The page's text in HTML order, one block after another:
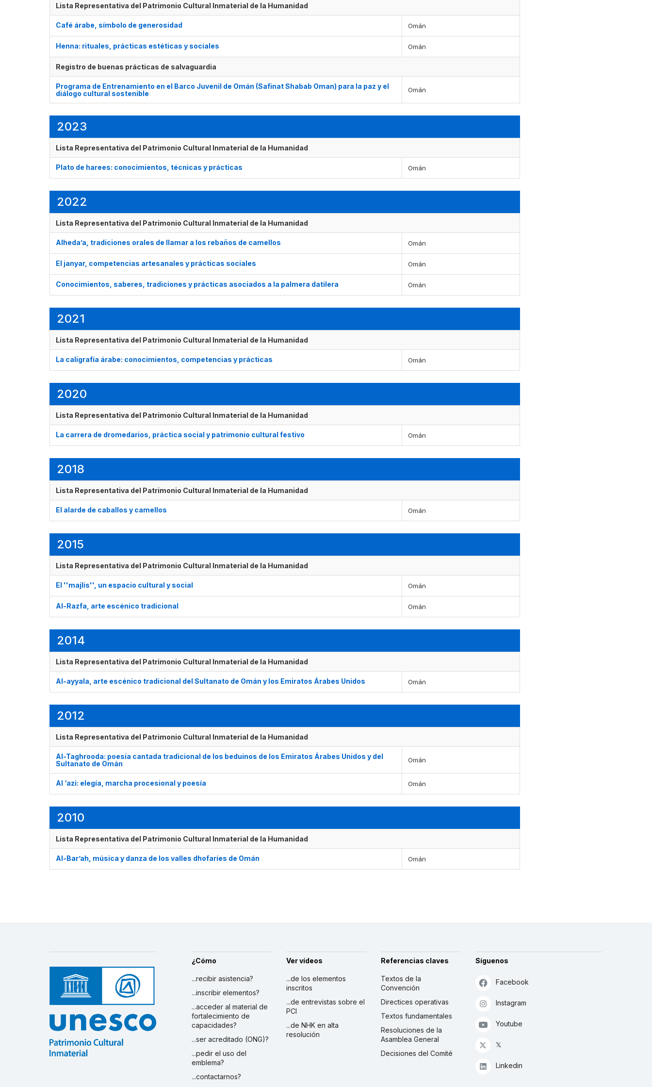
Lista Representativa del Patrimonio Cultural Inmaterial de la Humanidad
Café árabe, símbolo de generosidad Omán
Henna: rituales, prácticas estéticas y sociales Omán
Registro de buenas prácticas de salvaguardia
Programa de Entrenamiento en el Barco Juvenil de Omán (Safinat Shabab Oman) para la paz y el
diálogo cultural sostenible
Omán
2023
Lista Representativa del Patrimonio Cultural Inmaterial de la Humanidad
Plato de harees: conocimientos, técnicas y prácticas Omán
2022
Lista Representativa del Patrimonio Cultural Inmaterial de la Humanidad
Alheda’a, tradiciones orales de llamar a los rebaños de camellos Omán
El janyar, competencias artesanales y prácticas sociales Omán
Conocimientos, saberes, tradiciones y prácticas asociados a la palmera datilera Omán
2021
Lista Representativa del Patrimonio Cultural Inmaterial de la Humanidad
La caligrafía árabe: conocimientos, competencias y prácticas Omán
2020
Lista Representativa del Patrimonio Cultural Inmaterial de la Humanidad
La carrera de dromedarios, práctica social y patrimonio cultural festivo Omán
2018
Lista Representativa del Patrimonio Cultural Inmaterial de la Humanidad
El alarde de caballos y camellos Omán
2015
Lista Representativa del Patrimonio Cultural Inmaterial de la Humanidad
El ''majlis'', un espacio cultural y social Omán
Al-Razfa, arte escénico tradicional Omán
2014
Lista Representativa del Patrimonio Cultural Inmaterial de la Humanidad
Al-ayyala, arte escénico tradicional del Sultanato de Omán y los Emiratos Árabes Unidos Omán
2012
Lista Representativa del Patrimonio Cultural Inmaterial de la Humanidad
Al-Taghrooda: poesía cantada tradicional de los beduinos de los Emiratos Árabes Unidos y del
Sultanato de Omán
Omán
Al ‘azi: elegía, marcha procesional y poesía Omán
2010
Lista Representativa del Patrimonio Cultural Inmaterial de la Humanidad
Al-Bar’ah, música y danza de los valles dhofaríes de Omán Omán
¿Cómo
...recibir asistencia?
...inscribir elementos?
...acceder al material de
fortalecimiento de
capacidades?
...ser acreditado (ONG)?
...pedir el uso del
emblema?
...contactarnos?
Ver vídeos
...de los elementos
inscritos
...de entrevistas sobre el
PCI
...de NHK en alta
resolución
Referencias claves
Textos de la
Convención
Directices operativas
Textos fundamentales
Resoluciones de la
Asamblea General
Decisiones del Comité
Síguenos
Facebook
Instagram
Youtube
𝕏
Linkedin